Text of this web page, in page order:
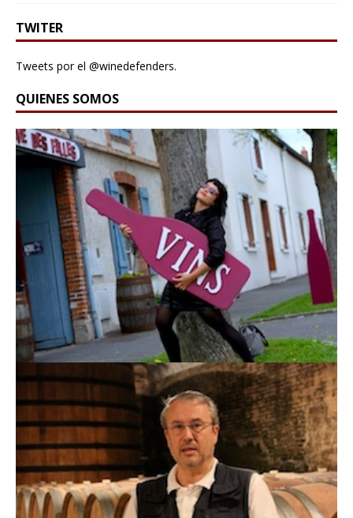
TWITER
Tweets por el @winedefenders.
QUIENES SOMOS